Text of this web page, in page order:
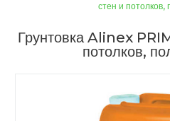
стен и потолков,
Грунтовка Alinex
потолков,